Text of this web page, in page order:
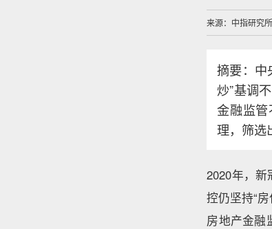
来源：中指研究
摘要：中
炒”基调
金融监
理，筛选
2020年，
控仍坚持“
房地产金融